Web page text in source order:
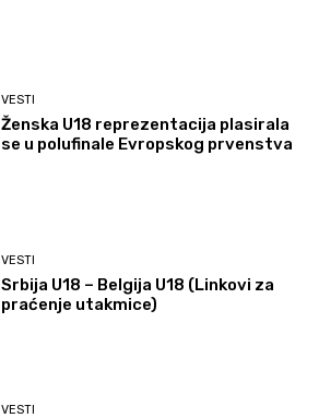
VESTI
Ženska U18 reprezentacija plasirala
se u polufinale Evropskog prvenstva
VESTI
Srbija U18 – Belgija U18 (Linkovi za
praćenje utakmice)
VESTI